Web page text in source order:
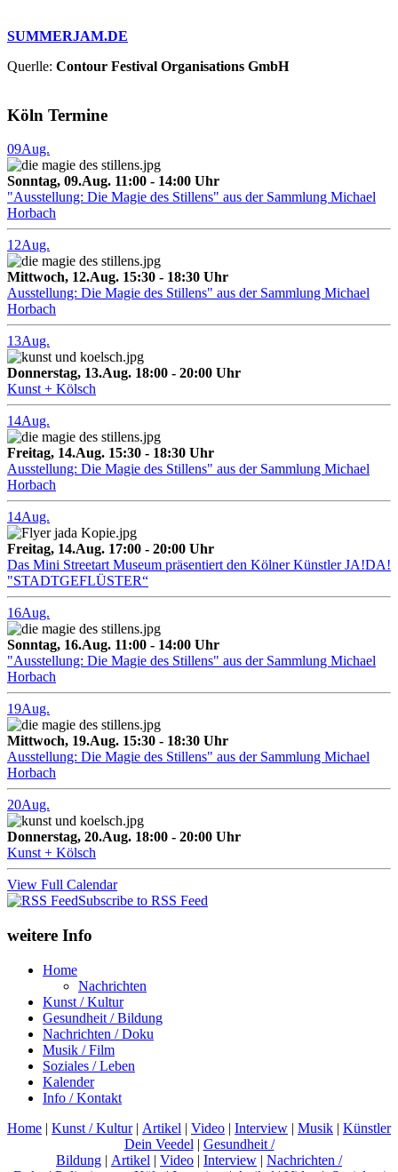
SUMMERJAM.DE
Querlle: Contour Festival Organisations GmbH
Köln Termine
09Aug.
Sonntag, 09.Aug. 11:00 - 14:00 Uhr
"Ausstellung: Die Magie des Stillens" aus der Sammlung Michael
Horbach
12Aug.
Mittwoch, 12.Aug. 15:30 - 18:30 Uhr
Ausstellung: Die Magie des Stillens" aus der Sammlung Michael
Horbach
13Aug.
Donnerstag, 13.Aug. 18:00 - 20:00 Uhr
Kunst + Kölsch
14Aug.
Freitag, 14.Aug. 15:30 - 18:30 Uhr
Ausstellung: Die Magie des Stillens" aus der Sammlung Michael
Horbach
14Aug.
Freitag, 14.Aug. 17:00 - 20:00 Uhr
Das Mini Streetart Museum präsentiert den Kölner Künstler JA!DA!
"STADTGEFLÜSTER“
16Aug.
Sonntag, 16.Aug. 11:00 - 14:00 Uhr
"Ausstellung: Die Magie des Stillens" aus der Sammlung Michael
Horbach
19Aug.
Mittwoch, 19.Aug. 15:30 - 18:30 Uhr
Ausstellung: Die Magie des Stillens" aus der Sammlung Michael
Horbach
20Aug.
Donnerstag, 20.Aug. 18:00 - 20:00 Uhr
Kunst + Kölsch
View Full Calendar
Subscribe to RSS Feed
weitere Info
Home
Nachrichten
Kunst / Kultur
Gesundheit / Bildung
Nachrichten / Doku
Musik / Film
Soziales / Leben
Kalender
Info / Kontakt
Home | Kunst / Kultur| Artikel | Video | Interview | Musik | Künstler
Dein Veedel | Gesundheit /
Bildung | Artikel | Video | Interview | Nachrichten /